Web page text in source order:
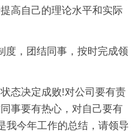
高自己的理论水平和实际
度，团结同事，按时完成领
态决定成败!对公司要有责
事要有热心，对自己要有
我今年工作的总结，请领导